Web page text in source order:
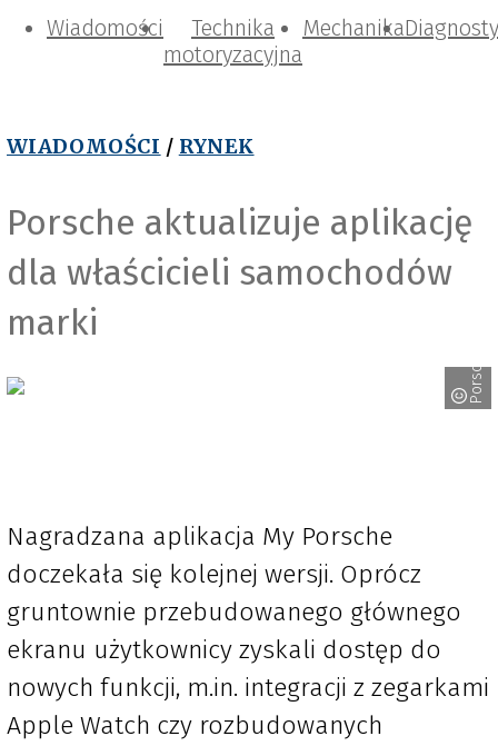
Wiadomości
Technika
motoryzacyjna
Mechanika
WIADOMOŚCI / RYNEK
Porsche aktualizuje aplikację
dla właścicieli samochodów
marki
Porsche
Nagradzana aplikacja My Porsche
doczekała się kolejnej wersji. Oprócz
gruntownie przebudowanego głównego
ekranu użytkownicy zyskali dostęp do
nowych funkcji, m.in. integracji z zegarkami
Apple Watch czy rozbudowanych